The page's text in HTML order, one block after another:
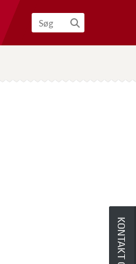
KONTAKT OS